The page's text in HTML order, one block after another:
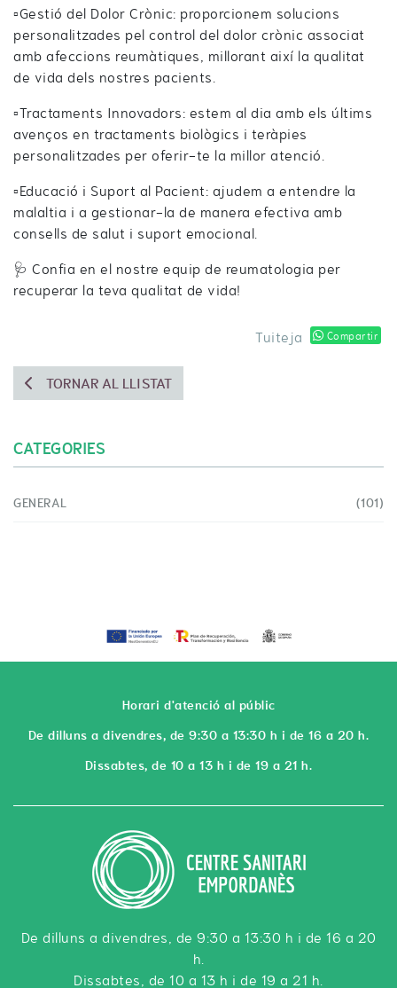
▫️Gestió del Dolor Crònic: proporcionem solucions
personalitzades pel control del dolor crònic associat
amb afeccions reumàtiques, millorant així la qualitat
de vida dels nostres pacients.
▫️Tractaments Innovadors: estem al dia amb els últims
avenços en tractaments biològics i teràpies
personalitzades per oferir-te la millor atenció.
▫️Educació i Suport al Pacient: ajudem a entendre la
malaltia i a gestionar-la de manera efectiva amb
consells de salut i suport emocional.
🩺 Confia en el nostre equip de reumatologia per
recuperar la teva qualitat de vida!
Tuiteja
Compartir
TORNAR AL LLISTAT
CATEGORIES
GENERAL (101)
Horari d'atenció al públic
De dilluns a divendres, de 9:30 a 13:30 h i de 16 a 20 h.
Dissabtes, de 10 a 13 h i de 19 a 21 h.
De dilluns a divendres, de 9:30 a 13:30 h i de 16 a 20
h.
Dissabtes, de 10 a 13 h i de 19 a 21 h.